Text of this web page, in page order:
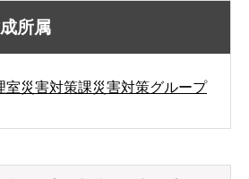
所属
室災害対策課災害対策グループ